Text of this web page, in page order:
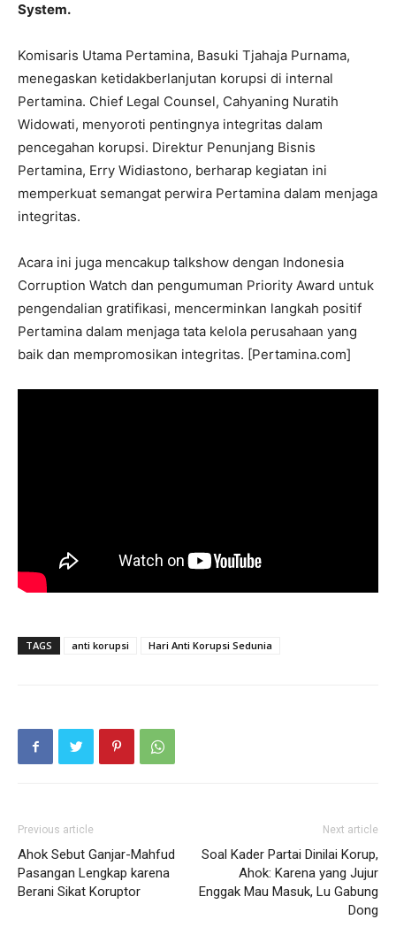
System.
Komisaris Utama Pertamina, Basuki Tjahaja Purnama,
menegaskan ketidakberlanjutan korupsi di internal
Pertamina. Chief Legal Counsel, Cahyaning Nuratih
Widowati, menyoroti pentingnya integritas dalam
pencegahan korupsi. Direktur Penunjang Bisnis
Pertamina, Erry Widiastono, berharap kegiatan ini
memperkuat semangat perwira Pertamina dalam menjaga
integritas.
Acara ini juga mencakup talkshow dengan Indonesia
Corruption Watch dan pengumuman Priority Award untuk
pengendalian gratifikasi, mencerminkan langkah positif
Pertamina dalam menjaga tata kelola perusahaan yang
baik dan mempromosikan integritas. [Pertamina.com]
TAGS anti korupsi Hari Anti Korupsi Sedunia
Previous article
Ahok Sebut Ganjar-Mahfud
Pasangan Lengkap karena
Berani Sikat Koruptor
Next article
Soal Kader Partai Dinilai Korup,
Ahok: Karena yang Jujur
Enggak Mau Masuk, Lu Gabung
Dong